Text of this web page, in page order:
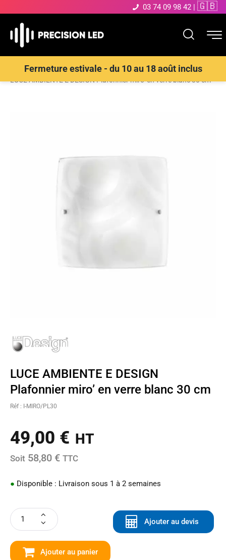
03 74 09 98 42 | 🇬🇧
Fermeture estivale - du 10 au 18 août inclus
Accueil>Boutique>ECLAIRAGE INTERIEUR LED>Plafonnier>
LUCE AMBIENTE E DESIGN Plafonnier miro’ en verre blanc 30 cm
LUCE AMBIENTE E DESIGN
Plafonnier miro’ en verre blanc 30 cm
Réf : I-MIRO/PL30
49,00 € HT
Soit 58,80 € TTC
● Disponible : Livraison sous 1 à 2 semaines
Ajouter au panier
Ajouter au devis